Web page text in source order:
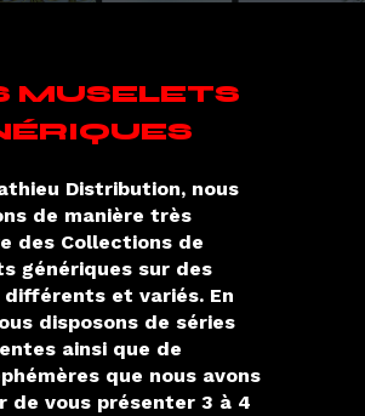
MUSELETS
Distribution, nous
de manière très
des Collections de
génériques sur des
et variés. En
disposons de séries
ainsi que de
que nous avons
de vous présenter 3 à 4